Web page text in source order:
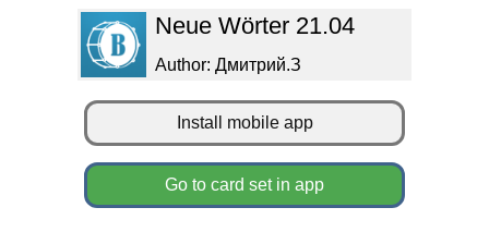
Neue Wörter 21.04
Author: Дмитрий.З
Install mobile app
Go to card set in app